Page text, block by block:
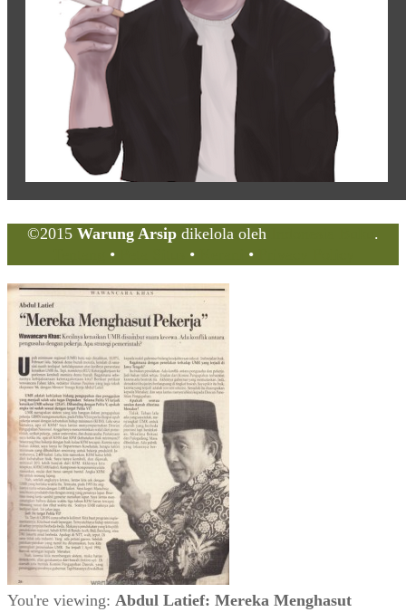
©2015 Warung Arsip dikelola oleh
.
• • •
You're viewing: Abdul Latief: Mereka Menghasut